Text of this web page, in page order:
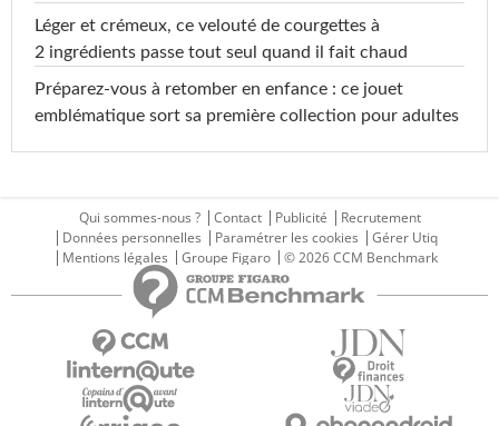
Léger et crémeux, ce velouté de courgettes à
2 ingrédients passe tout seul quand il fait chaud
Préparez-vous à retomber en enfance : ce jouet
emblématique sort sa première collection pour adultes
Qui sommes-nous ? Contact Publicité
Recrutement
Données personnelles
Paramétrer les cookies
Gérer Utiq
Mentions légales
Groupe Figaro © 2026 CCM Benchmark